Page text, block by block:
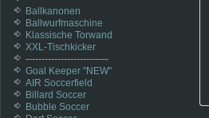
Ballkanonen
Ballwurfmaschine
Klassische Torwand
XXL-Tischkicker
--------------------------
Goal Keeper "NEW"
AIR Soccerfield
Billard Soccer
Bubble Soccer